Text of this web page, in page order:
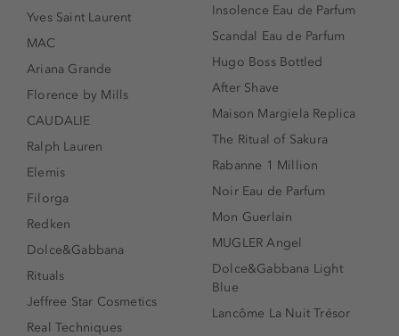
Yves Saint Laurent
MAC
Ariana Grande
Florence by Mills
CAUDALIE
Ralph Lauren
Elemis
Filorga
Redken
Dolce&Gabbana
Rituals
Jeffree Star Cosmetics
Real Techniques
Insolence Eau de Parfum
Scandal Eau de Parfum
Hugo Boss Bottled
After Shave
Maison Margiela Replica
The Ritual of Sakura
Rabanne 1 Million
Noir Eau de Parfum
Mon Guerlain
MUGLER Angel
Dolce&Gabbana Light
Blue
Lancôme La Nuit Trésor